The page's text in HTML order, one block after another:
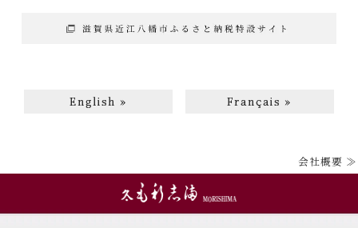
English » Français »
会社概要 ≫